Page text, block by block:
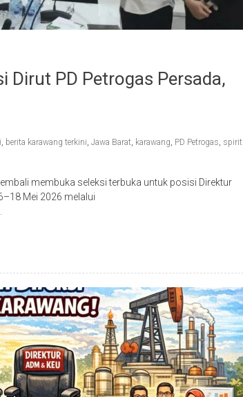
Dirut PD Petrogas Persada,
, berita karawang terkini, Jawa Barat, karawang, PD Petrogas, spirit
membuka seleksi terbuka untuk posisi Direktur
Mei 2026 melalui